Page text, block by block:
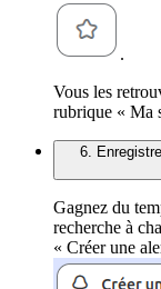
.
Vous les
rubrique « Ma
6.
Gagnez du
recherche à
« Créer une